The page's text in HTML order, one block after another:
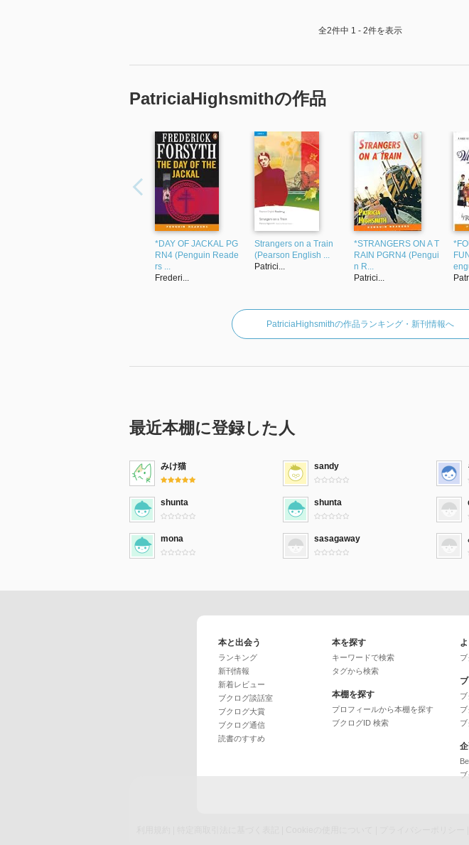
5」も読みたいなぁ。
でも、図書館にはきっとないよね。
全2件中 1 - 2件を表示
PatriciaHighsmithの作品
*DAY OF JACKAL PG
RN4 (Penguin Reade
rs ...
Frederi...
Strangers on a Train
(Pearson English ...
Patrici...
*STRANGERS ON A T
RAIN PGRN4 (Pengui
n R...
Patrici...
PatriciaHighsmithの作品ランキング・新刊情報へ
最近本棚に登録した人
みけ猫 sandy
shunta shunta
mona sasagaway
本と出会う
ランキング
新刊情報
新着レビュー
ブクログ談話室
ブクログ大賞
ブクログ通信
読書のすすめ
本を探す
キーワードで検索
タグから検索
本棚を探す
プロフィールから本棚を探す
ブクログID 検索